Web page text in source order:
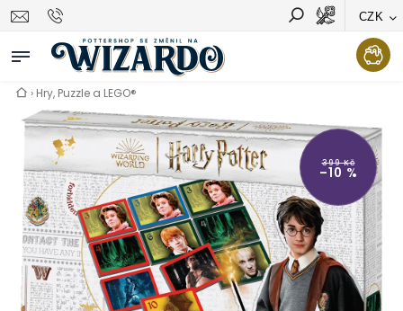
CZK
Vyhledávání Hledat
› Hry, Puzzle a LEGO®
399 Kč
–10 %